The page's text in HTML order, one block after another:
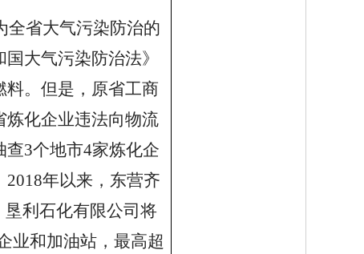
全省大气污染防治的
大气污染防治法》
。但是，原省工商
炼化企业违法向物流
查3个地市4家炼化企
年以来，东营齐
利石化有限公司将
业和加油站，最高超